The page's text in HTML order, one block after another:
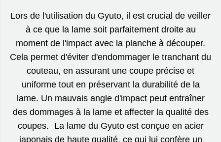
Lors de l'utilisation du Gyuto, il est crucial de veiller
à ce que la lame soit parfaitement droite au
moment de l'impact avec la planche à découper.
Cela permet d'éviter d'endommager le tranchant du
couteau, en assurant une coupe précise et
uniforme tout en préservant la durabilité de la
lame. Un mauvais angle d'impact peut entraîner
des dommages à la lame et affecter la qualité des
coupes. La lame du Gyuto est conçue en acier
japonais de haute qualité, ce qui lui confère un